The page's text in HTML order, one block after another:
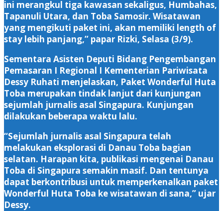
ini merangkul tiga kawasan sekaligus, Humbahas,
Tapanuli Utara, dan Toba Samosir. Wisatawan
yang mengikuti paket ini, akan memiliki length of
stay lebih panjang,” papar Rizki, Selasa (3/9).
Sementara Asisten Deputi Bidang Pengembangan
Pemasaran I Regional I Kementerian Pariwisata
Dessy Ruhati menjelaskan, Paket Wonderful Huta
Toba merupakan tindak lanjut dari kunjungan
sejumlah jurnalis asal Singapura. Kunjungan
dilakukan beberapa waktu lalu.
“Sejumlah jurnalis asal Singapura telah
melakukan eksplorasi di Danau Toba bagian
selatan. Harapan kita, publikasi mengenai Danau
Toba di Singapura semakin masif. Dan tentunya
dapat berkontribusi untuk memperkenalkan paket
Wonderful Huta Toba ke wisatawan di sana,” ujar
Dessy.